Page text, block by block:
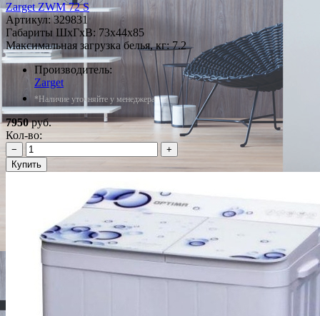
Zarget ZWM 72 S
Артикул:329831
Габариты ШxГxВ: 73x44x85
Максимальная загрузка белья, кг: 7.2
Производитель:
Zarget
*Наличие уточняйте у менеджера
7950руб.
Кол-во:
−
+
Купить